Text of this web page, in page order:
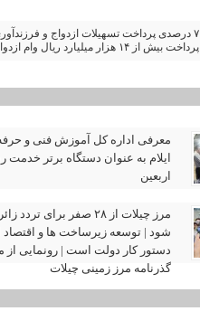
رشد ۷ درصدی پرداخت تسهیلات ازدواج و
پرداخت بیش از ۱۴ هزار میلیارد ریال وام ازدواج »
معرفی اداره کل آموزش فنی و
ایلام به‌ عنوان دستگاه برتر خدمت‌
اربعین
مرز چیلات از ۲۸ صفر برای
شود | توسعه زیرساخت‌ ها و اقتصاد
دستور کار دولت است | رونمایی
گذرنامه مرز زمینی چیلات